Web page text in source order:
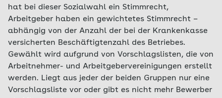
hat bei dieser Sozialwahl ein Stimmrecht,
Arbeitgeber haben ein gewichtetes Stimmrecht –
abhängig von der Anzahl der bei der Krankenkasse
versicherten Beschäftigtenzahl des Betriebes.
Gewählt wird aufgrund von Vorschlagslisten, die von
Arbeitnehmer- und Arbeitgebervereinigungen erstellt
werden. Liegt aus jeder der beiden Gruppen nur eine
Vorschlagsliste vor oder gibt es nicht mehr Bewerber